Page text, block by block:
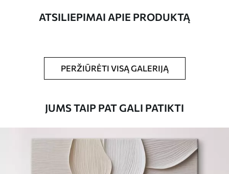
Straipsnio
s39391
Galite padengti laku.
Standartas
Iš15.00€
ATSILIEPIMAI APIE PRODUKTĄ
PERŽIŪRĖTI VISĄ GALERIJĄ
JUMS TAIP PAT GALI PATIKTI